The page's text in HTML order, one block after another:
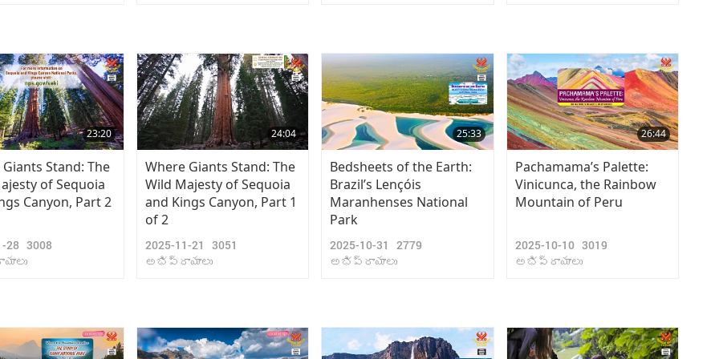
23:20
Stand: The
of Sequoia
Canyon, Part 2
28 3008
24:04
Where Giants Stand: The
Wild Majesty of Sequoia
and Kings Canyon, Part 1
of 2
2025-11-21 3051
అభిప్రాయాలు
25:33
Bedsheets of the Earth:
Brazil’s Lençóis
Maranhenses National
Park
2025-10-31 2779
అభిప్రాయాలు
26:44
Pachamama’s Palette:
Vinicunca, the Rainbow
Mountain of Peru
2025-10-10 3019
అభిప్రాయాలు